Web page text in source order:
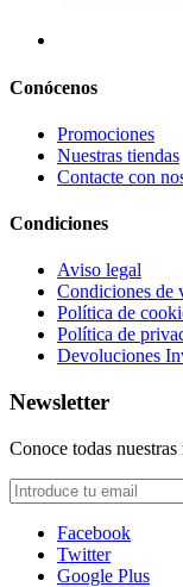
Conócenos
Promociones
Nuestras tiendas
Contacte con
Condiciones
Aviso legal
Condiciones de
Política de
Política de
Devoluciones
Newsletter
Conoce todas nuestras
Facebook
Twitter
Google Plus